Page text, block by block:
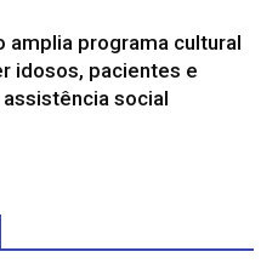
amplia programa cultural
idosos, pacientes e
social